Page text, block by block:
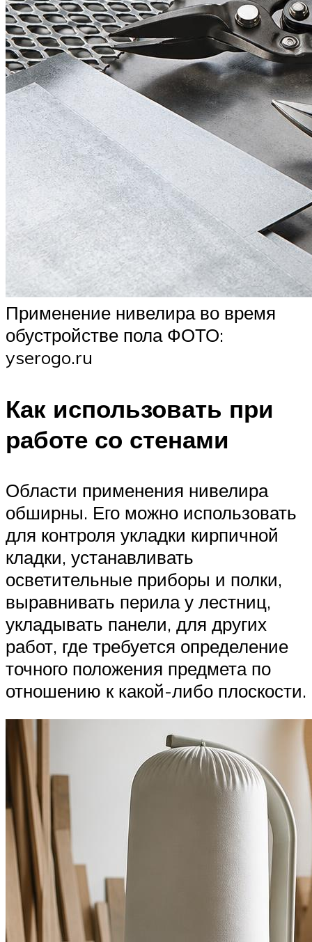
Применение нивелира во время
обустройстве пола ФОТО:
yserogo.ru
Как использовать при
работе со стенами
Области применения нивелира
обширны. Его можно использовать
для контроля укладки кирпичной
кладки, устанавливать
осветительные приборы и полки,
выравнивать перила у лестниц,
укладывать панели, для других
работ, где требуется определение
точного положения предмета по
отношению к какой-либо плоскости.